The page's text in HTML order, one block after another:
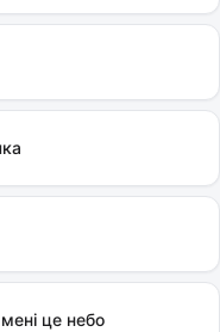
це небо